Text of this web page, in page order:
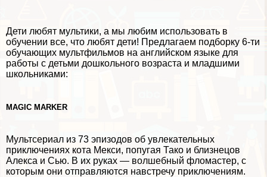
Дети любят мультики, а мы любим использовать в
обучении все, что любят дети! Предлагаем подборку 6-ти
обучающих мультфильмов на английском языке для
работы с детьми дошкольного возраста и младшими
школьниками:
MAGIC MARKER
Мультсериал из 73 эпизодов об увлекательных
приключениях кота Мекси, попугая Тако и близнецов
Алекса и Сью. В их руках — волшебный фломастер, с
которым они отправляются навстречу приключениям.